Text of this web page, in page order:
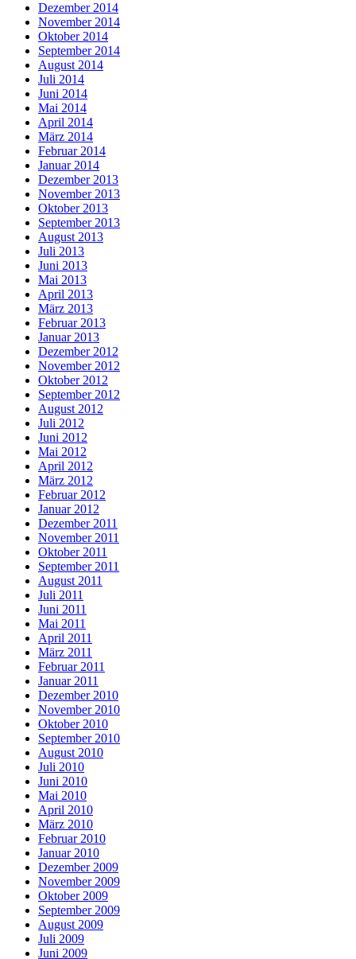
Dezember 2014
November 2014
Oktober 2014
September 2014
August 2014
Juli 2014
Juni 2014
Mai 2014
April 2014
März 2014
Februar 2014
Januar 2014
Dezember 2013
November 2013
Oktober 2013
September 2013
August 2013
Juli 2013
Juni 2013
Mai 2013
April 2013
März 2013
Februar 2013
Januar 2013
Dezember 2012
November 2012
Oktober 2012
September 2012
August 2012
Juli 2012
Juni 2012
Mai 2012
April 2012
März 2012
Februar 2012
Januar 2012
Dezember 2011
November 2011
Oktober 2011
September 2011
August 2011
Juli 2011
Juni 2011
Mai 2011
April 2011
März 2011
Februar 2011
Januar 2011
Dezember 2010
November 2010
Oktober 2010
September 2010
August 2010
Juli 2010
Juni 2010
Mai 2010
April 2010
März 2010
Februar 2010
Januar 2010
Dezember 2009
November 2009
Oktober 2009
September 2009
August 2009
Juli 2009
Juni 2009